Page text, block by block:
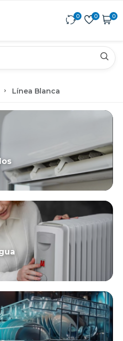
0 0 0
Línea Blanca